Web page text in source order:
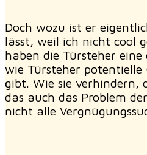
Doch wozu ist er
lässt, weil ich nicht cool
haben die Türsteher
wie Türsteher potentielle
gibt. Wie sie verhindern,
das auch das Problem
nicht alle